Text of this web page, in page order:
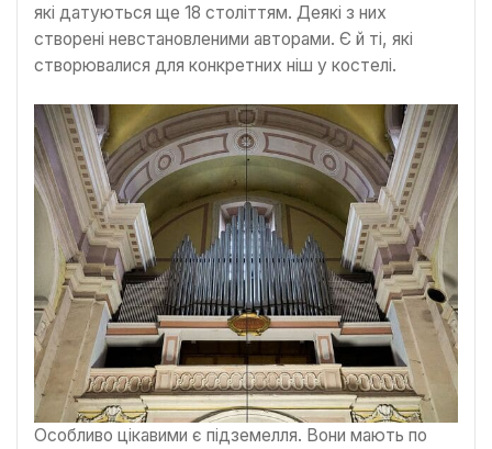
які датуються ще 18 століттям. Деякі з них
створені невстановленими авторами. Є й ті, які
створювалися для конкретних ніш у костелі.
Особливо цікавими є підземелля. Вони мають по